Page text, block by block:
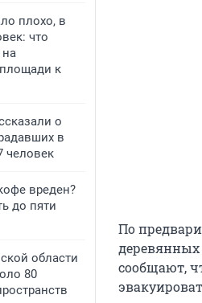
плохо, в
что
к
о
в
человек
вреден?
до пяти
области
80
По
сообщают,